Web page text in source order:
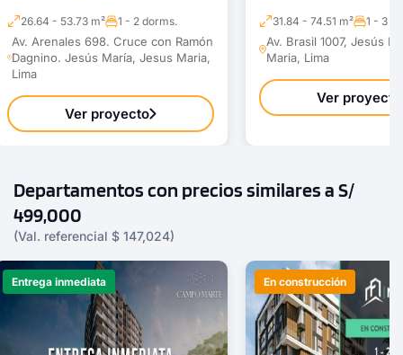
26.64 - 53.73 m² 1 - 2 dorms.
Av. Arenales 698. Cruce con Ramón
Dagnino. Jesús María, Jesus Maria,
Lima
Ver proyecto
31.84 - 74.51 m² 1 - 3
Av. Brasil 1007, Jesús
Maria, Lima
Ver proyecto
Departamentos con precios similares a S/
499,000
(Val. referencial $ 147,024)
Entrega inmediata En construcción